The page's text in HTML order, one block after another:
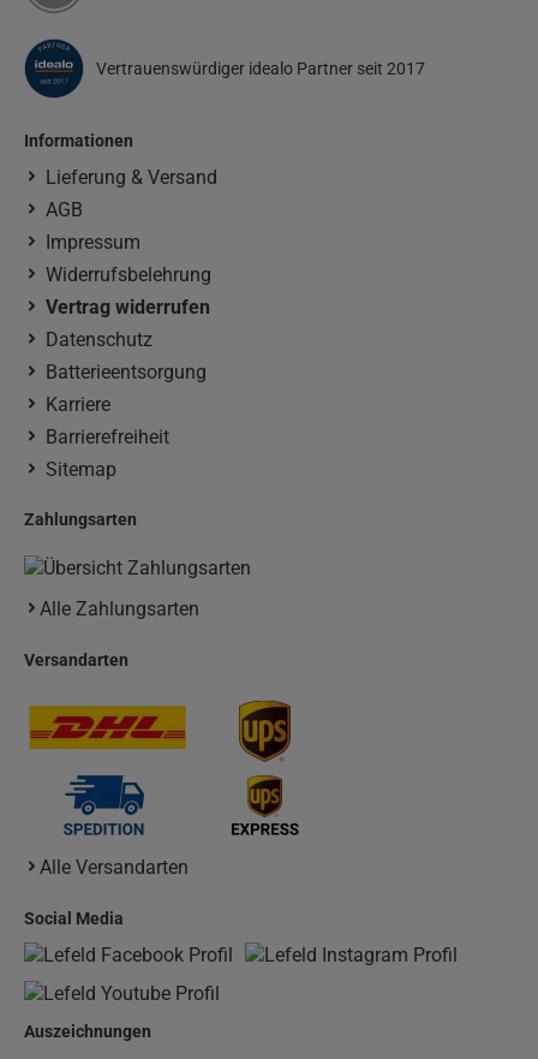
Vertrauenswürdiger idealo Partner seit 2017
Informationen
Lieferung & Versand
AGB
Impressum
Widerrufsbelehrung
Vertrag widerrufen
Datenschutz
Batterieentsorgung
Karriere
Barrierefreiheit
Sitemap
Zahlungsarten
Alle Zahlungsarten
Versandarten
Alle Versandarten
Social Media
Auszeichnungen